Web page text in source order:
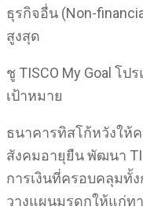
ธุรกิจอื่น (Non-
สูงสุด
ชู TISCO My Goal โ
เป้าหมาย
ธนาคารทิสโก้หวังให้
สังคมอายุยืน พัฒนา
การเงินที่ครอบคลุมทั้
วางแผนมรดกให้แก่ท